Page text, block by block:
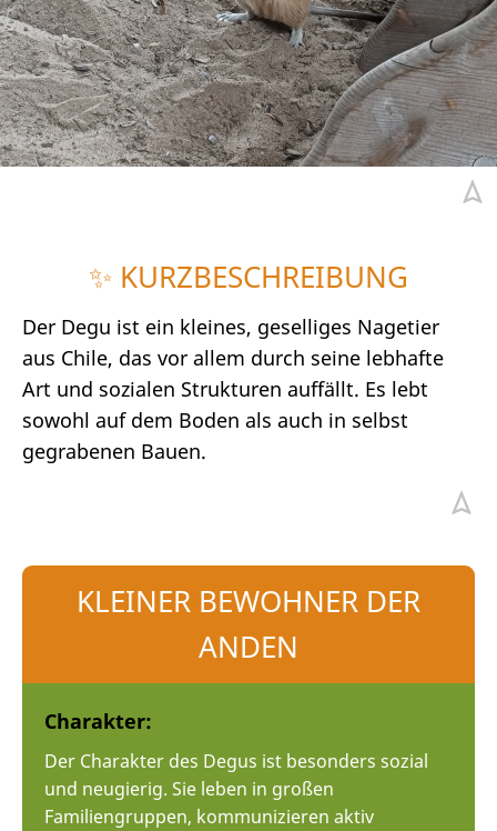
✨ KURZBESCHREIBUNG
Der Degu ist ein kleines, geselliges Nagetier
aus Chile, das vor allem durch seine lebhafte
Art und sozialen Strukturen auffällt. Es lebt
sowohl auf dem Boden als auch in selbst
gegrabenen Bauen.
KLEINER BEWOHNER DER
ANDEN
Charakter:
Der Charakter des Degus ist besonders sozial
und neugierig. Sie leben in großen
Familiengruppen, kommunizieren aktiv